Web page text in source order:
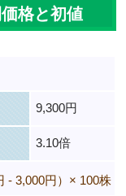
格と初値
9,300円
3.10倍
- 3,000円）× 100株